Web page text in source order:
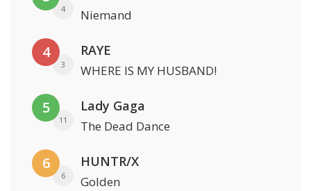
4 Niemand
4
3
RAYE
WHERE IS MY HUSBAND!
5
11
Lady Gaga
The Dead Dance
6
6
HUNTR/X
Golden